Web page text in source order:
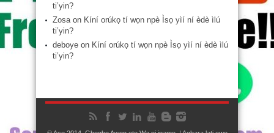
ti’yin?
Zosaon Kíní orúkọ tí wọn npè Ìsọ yìí ní èdè ìlú
ti’yin?
deboye on Kíní orúkọ tí wọn npè Ìsọ yìí ní èdè ìlú
ti’yin?